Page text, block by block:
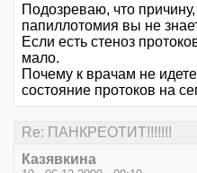
Подозреваю, что
папиллотомия вы не
Если есть стеноз
мало.
Почему к врачам не
состояние протоков на
Re: ПАНКРЕОТИТ!!!!!!!
Казявкина